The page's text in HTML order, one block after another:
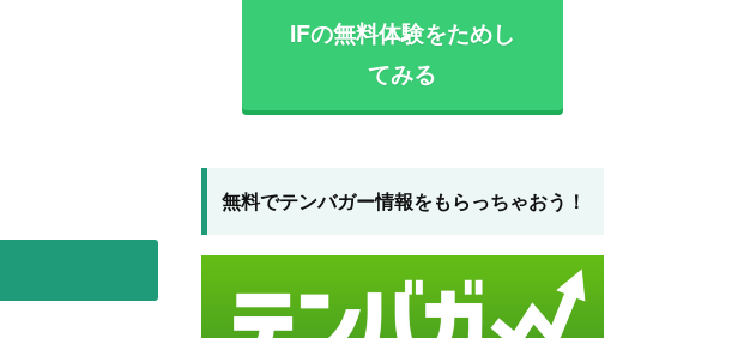
IFの無料体験をためし
てみる
無料でテンバガー情報をもらっちゃおう！